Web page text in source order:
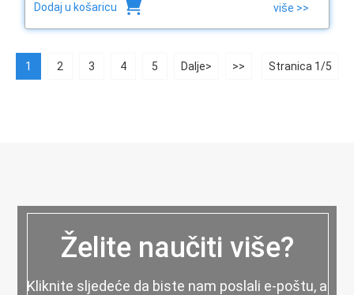
Dodaj u košaricu više >>
1 2 3 4 5 Dalje> >> Stranica 1/5
Želite naučiti više?
Kliknite sljedeće da biste nam poslali e-poštu, a